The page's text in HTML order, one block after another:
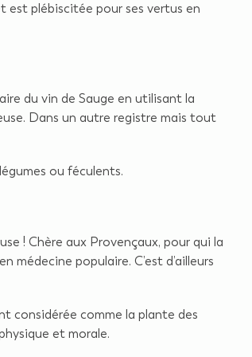
est plébiscitée pour ses vertus en
du vin de Sauge en utilisant la
Dans un autre registre mais tout
ou féculents.
! Chère aux Provençaux, pour qui la
médecine populaire. C’est d’ailleurs
considérée comme la plante des
et morale.